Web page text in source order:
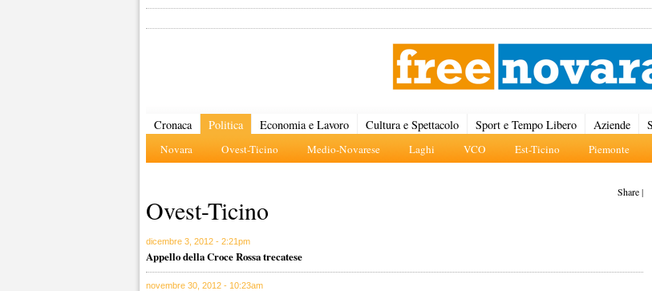
Cronaca Politica
Novara Ovest-Ticino Medio-Novarese Laghi VCO Est-Ticino Piemonte
Economia e Lavoro Cultura e Spettacolo Sport e Tempo Libero Aziende
Share|
Ovest-Ticino
dicembre 3, 2012 - 2:21pm
Appello della Croce Rossa trecatese
novembre 30, 2012 - 10:23am